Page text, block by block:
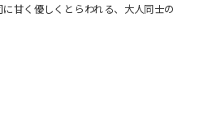
甘く優しくとらわれる、大人同士の